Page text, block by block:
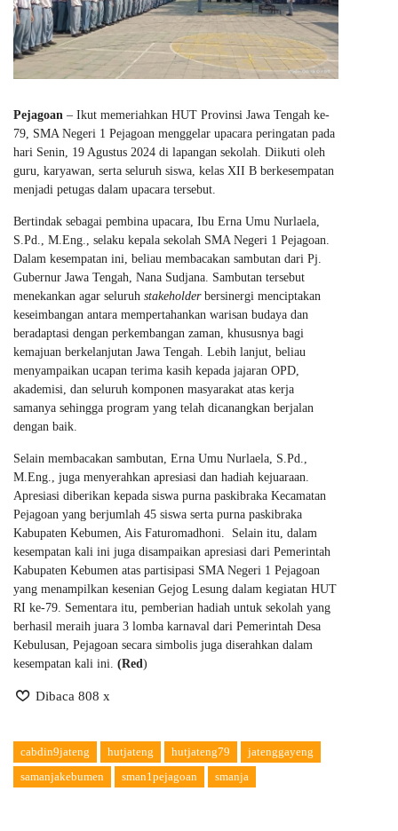
Pejagoan – Ikut memeriahkan HUT Provinsi Jawa Tengah ke-
79, SMA Negeri 1 Pejagoan menggelar upacara peringatan pada
hari Senin, 19 Agustus 2024 di lapangan sekolah. Diikuti oleh
guru, karyawan, serta seluruh siswa, kelas XII B berkesempatan
menjadi petugas dalam upacara tersebut.
Bertindak sebagai pembina upacara, Ibu Erna Umu Nurlaela,
S.Pd., M.Eng., selaku kepala sekolah SMA Negeri 1 Pejagoan.
Dalam kesempatan ini, beliau membacakan sambutan dari Pj.
Gubernur Jawa Tengah, Nana Sudjana. Sambutan tersebut
menekankan agar seluruh stakeholderbersinergi menciptakan
keseimbangan antara mempertahankan warisan budaya dan
beradaptasi dengan perkembangan zaman, khususnya bagi
kemajuan berkelanjutan Jawa Tengah. Lebih lanjut, beliau
menyampaikan ucapan terima kasih kepada jajaran OPD,
akademisi, dan seluruh komponen masyarakat atas kerja
samanya sehingga program yang telah dicanangkan berjalan
dengan baik.
Selain membacakan sambutan, Erna Umu Nurlaela, S.Pd.,
M.Eng., juga menyerahkan apresiasi dan hadiah kejuaraan.
Apresiasi diberikan kepada siswa purna paskibraka Kecamatan
Pejagoan yang berjumlah 45 siswa serta purna paskibraka
Kabupaten Kebumen, Ais Faturomadhoni. Selain itu, dalam
kesempatan kali ini juga disampaikan apresiasi dari Pemerintah
Kabupaten Kebumen atas partisipasi SMA Negeri 1 Pejagoan
yang menampilkan kesenian Gejog Lesung dalam kegiatan HUT
RI ke-79. Sementara itu, pemberian hadiah untuk sekolah yang
berhasil meraih juara 3 lomba karnaval dari Pemerintah Desa
Kebulusan, Pejagoan secara simbolis juga diserahkan dalam
kesempatan kali ini. (Red )
Dibaca 808 x
cabdin9jateng hutjateng hutjateng79
jatenggayeng
samanjakebumen
sman1pejagoan smanja